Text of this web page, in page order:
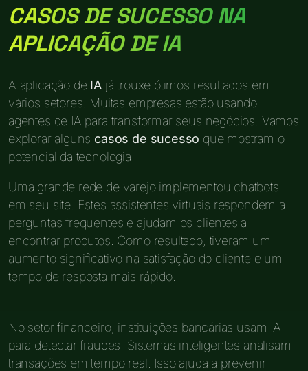
CASOS DE SUCESSO NA
APLICAÇÃO DE IA
A aplicação de IAjá trouxe ótimos resultados em
vários setores. Muitas empresas estão usando
agentes de IA para transformar seus negócios. Vamos
explorar alguns casos de sucesso que mostram o
potencial da tecnologia.
Uma grande rede de varejo implementou chatbots
em seu site. Estes assistentes virtuais respondem a
perguntas frequentes e ajudam os clientes a
encontrar produtos. Como resultado, tiveram um
aumento significativo na satisfação do cliente e um
tempo de resposta mais rápido.
No setor financeiro, instituições bancárias usam IA
para detectar fraudes. Sistemas inteligentes analisam
transações em tempo real. Isso ajuda a prevenir